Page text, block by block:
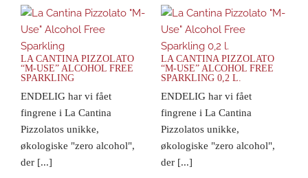
LA CANTINA PIZZOLATO
“M-USE” ALCOHOL FREE
SPARKLING
ENDELIG har vi fået
fingrene i La Cantina
Pizzolatos unikke,
økologiske "zero alcohol",
der [...]
LA CANTINA PIZZOLATO
“M-USE” ALCOHOL FREE
SPARKLING 0,2 L.
ENDELIG har vi fået
fingrene i La Cantina
Pizzolatos unikke,
økologiske "zero alcohol",
der [...]